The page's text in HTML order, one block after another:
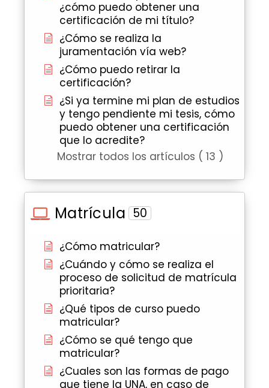
¿cómo puedo obtener una
certificación de mi título?
¿Cómo se realiza la
juramentación vía web?
¿Cómo puedo retirar la
certificación?
¿Si ya termine mi plan de estudios
y tengo pendiente mi tesis, cómo
puedo obtener una certificación
que lo acredite?
Mostrar todos los artículos ( 13 )
Matrícula 50
¿Cómo matricular?
¿Cuándo y cómo se realiza el
proceso de solicitud de matrícula
prioritaria?
¿Qué tipos de curso puedo
matricular?
¿Cómo se qué tengo que
matricular?
¿Cuales son las formas de pago
que tiene la UNA, en caso de